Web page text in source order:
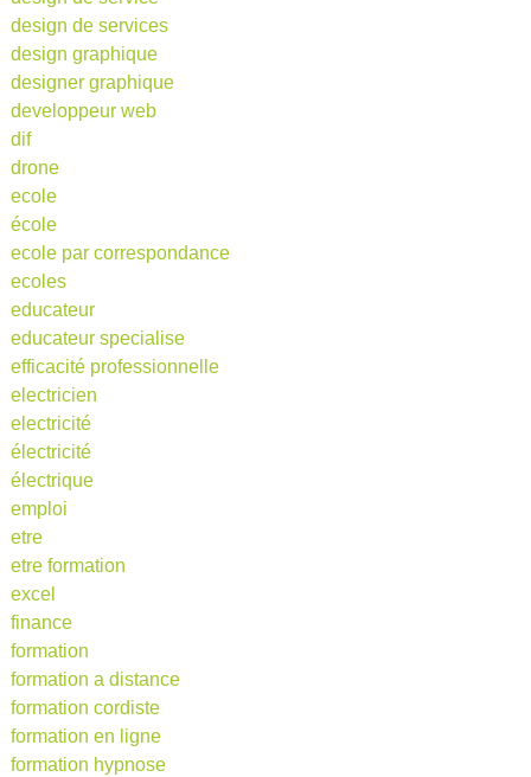
design de services
design graphique
designer graphique
developpeur web
dif
drone
ecole
école
ecole par correspondance
ecoles
educateur
educateur specialise
efficacité professionnelle
electricien
electricité
électricité
électrique
emploi
etre
etre formation
excel
finance
formation
formation a distance
formation cordiste
formation en ligne
formation hypnose